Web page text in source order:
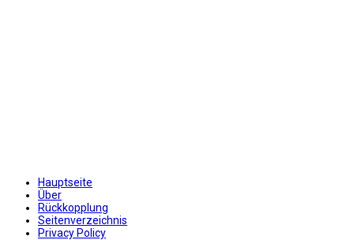
Hauptseite
Über
Rückkopplung
Seitenverzeichnis
Privacy Policy